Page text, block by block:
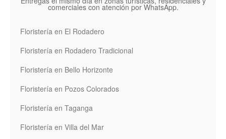
comerciales con atención por WhatsApp.
Floristería en El Rodadero
Floristería en Rodadero Tradicional
Floristería en Bello Horizonte
Floristería en Pozos Colorados
Floristería en Taganga
Floristería en Villa del Mar